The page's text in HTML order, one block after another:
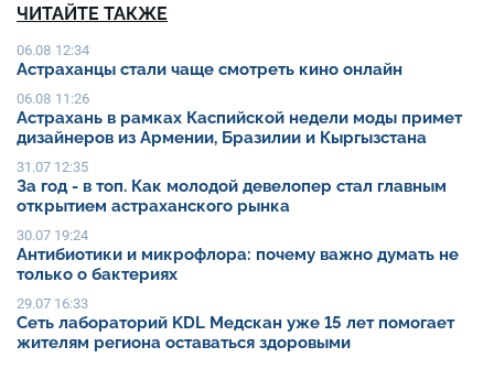
ЧИТАЙТЕ ТАКЖЕ
06.08 12:34
Астраханцы стали чаще смотреть кино онлайн
06.08 11:26
Астрахань в рамках Каспийской недели моды примет
дизайнеров из Армении, Бразилии и Кыргызстана
31.07 12:35
За год - в топ. Как молодой девелопер стал главным
открытием астраханского рынка
30.07 19:24
Антибиотики и микрофлора: почему важно думать не
только о бактериях
29.07 16:33
Сеть лабораторий KDL Медскан уже 15 лет помогает
жителям региона оставаться здоровыми